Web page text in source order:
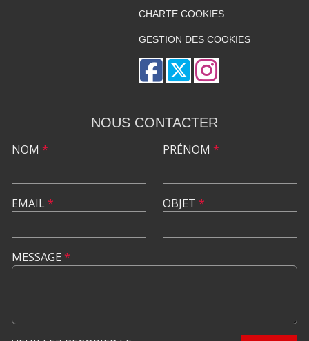
CHARTE COOKIES
GESTION DES COOKIES
NOUS CONTACTER
NOM *
EMAIL*
PRÉNOM *
OBJET *
MESSAGE *